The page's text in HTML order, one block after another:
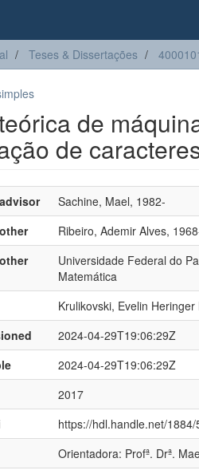
Teses & Dissertações
de
de
Sachine, Mael, 1982-
Ribeiro, Ademir Alves,
Universidade Federal do
Matemática
Krulikovski, Evelin Heringer
2024-04-29T19:06:29Z
2024-04-29T19:06:29Z
2017
https://hdl.handle.net/1884/
Orientadora: Profª. Drª.